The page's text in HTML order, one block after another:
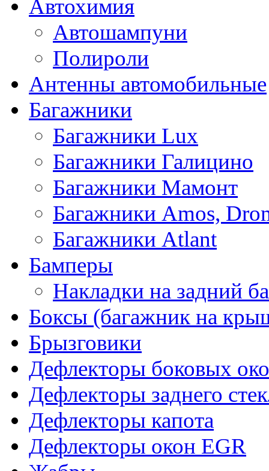
Автохимия
Автошампуни
Полироли
Антенны автомобильные
Багажники
Багажники Lux
Багажники Галицино
Багажники Мамонт
Багажники Amos,
Багажники Atlant
Бамперы
Накладки на задний
Боксы (багажник на
Брызговики
Дефлекторы боковых
Дефлекторы заднего
Дефлекторы капота
Дефлекторы окон EGR